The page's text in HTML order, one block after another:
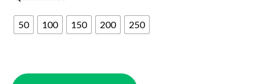
50 100 150 200 250